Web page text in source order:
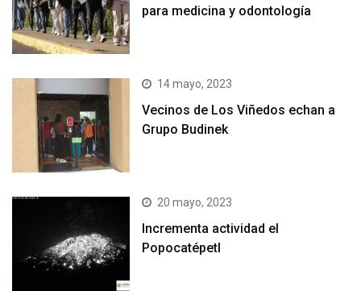
para medicina y odontología
14 mayo, 2023
Vecinos de Los Viñedos echan a
Grupo Budinek
20 mayo, 2023
Incrementa actividad el
Popocatépetl